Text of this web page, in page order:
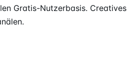
Gratis-Nutzerbasis. Creatives